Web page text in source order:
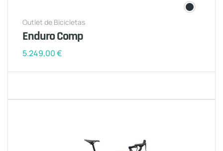
Outlet de Bicicletas
Enduro Comp
5.249,00€